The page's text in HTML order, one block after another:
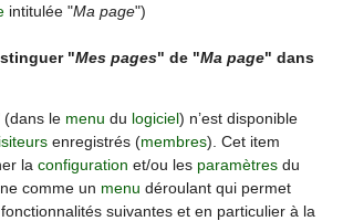
intitulée "Ma page")
"Mes pages" de "Ma page" dans
(dans le menu du logiciel) n’est disponible
enregistrés (membres). Cet item
la configuration et/ou les paramètresdu
comme un menu déroulant qui permet
suivantes et en particulier à la